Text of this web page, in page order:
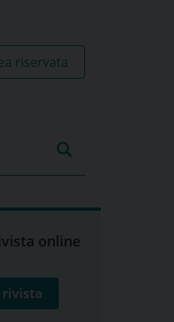
riservata
online
rivista